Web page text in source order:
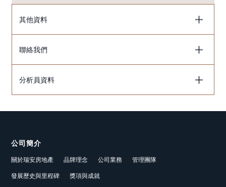
其他資料
聯絡我們
分析員資料
公司簡介
關於瑞安房地產 品牌理念 公司業務 管理團隊
發展歷史與里程碑 獎項與成就